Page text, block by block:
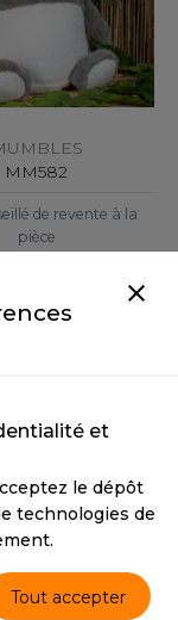
MM582
de revente à la
pièce
28,50 €
et
le dépôt
technologies de
Tout accepter